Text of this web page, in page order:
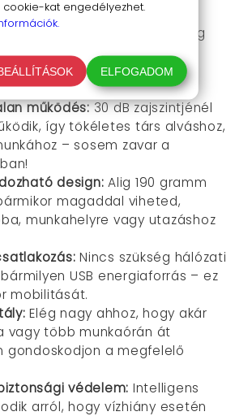
fények:A gombokkal
között otthonos, meleg
a színes, lélegző
megtalálsz, így kedved
a légkört.
működés:30 dB zajszintjénél
így tökéletes társ alváshoz,
– sosem zavar a
design: Alig 190 gramm
magaddal viheted,
munkahelyre vagy utazáshoz
: Nincs szükség hálózati
USB energiaforrás – ez
mobilitását.
: Elég nagy ahhoz, hogy akár
vagy több munkaórán át
gondoskodjon a megfelelő
védelem: Intelligens
arról, hogy vízhiány esetén
kat engedélyezhet.
ELFOGADOM